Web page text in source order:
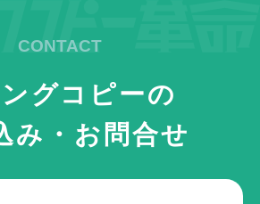
グコピーの
み・お問合せ